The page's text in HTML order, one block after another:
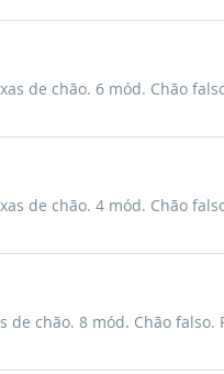
de chão. 6 mód. Chão
de chão. 4 mód. Chão
chão. 8 mód. Chão falso.